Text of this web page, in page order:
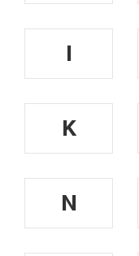
I
K
N